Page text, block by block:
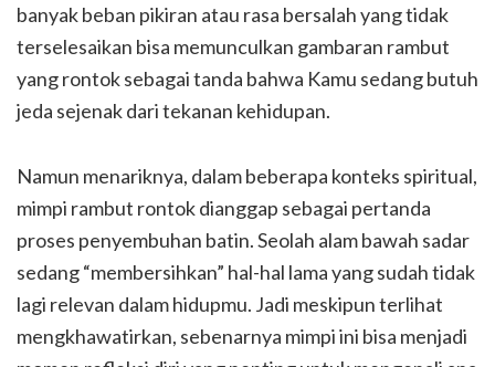
banyak beban pikiran atau rasa bersalah yang tidak
terselesaikan bisa memunculkan gambaran rambut
yang rontok sebagai tanda bahwa Kamu sedang butuh
jeda sejenak dari tekanan kehidupan.
Namun menariknya, dalam beberapa konteks spiritual,
mimpi rambut rontok dianggap sebagai pertanda
proses penyembuhan batin. Seolah alam bawah sadar
sedang “membersihkan” hal-hal lama yang sudah tidak
lagi relevan dalam hidupmu. Jadi meskipun terlihat
mengkhawatirkan, sebenarnya mimpi ini bisa menjadi